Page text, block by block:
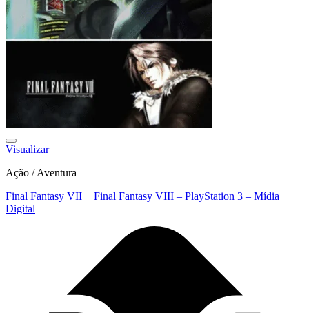
Visualizar
Ação / Aventura
Final Fantasy VII + Final Fantasy VIII – PlayStation 3 – Mídia
Digital